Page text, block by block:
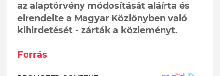
az alaptörvény módosítását aláírta és
elrendelte a Magyar Közlönyben való
kihirdetését - zárták a közleményt.
Forrás